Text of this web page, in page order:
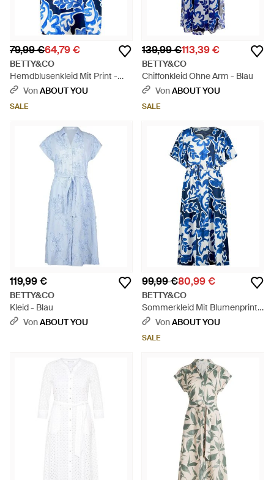
79,99 €64,79 €
BETTY&CO
Hemdblusenkleid Mit Print -
BlauVonABOUT YOU
SALE
139,99 €113,39 €
BETTY&CO
Chiffonkleid Ohne Arm - Blau
VonABOUT YOU
SALE
119,99 €
BETTY&CO
Kleid - Blau
VonABOUT YOU
99,99 €80,99 €
BETTY&CO
Sommerkleid Mit Blumenprint -
BlauVonABOUT YOU
SALE